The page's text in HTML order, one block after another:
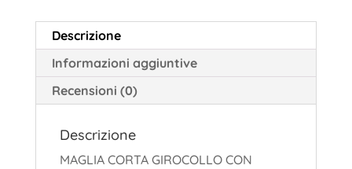
Descrizione
Informazioni aggiuntive
Recensioni (0)
Descrizione
MAGLIA CORTA GIROCOLLO CON